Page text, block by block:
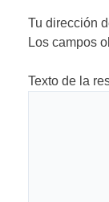
Tu dirección
Los campos
Texto de la